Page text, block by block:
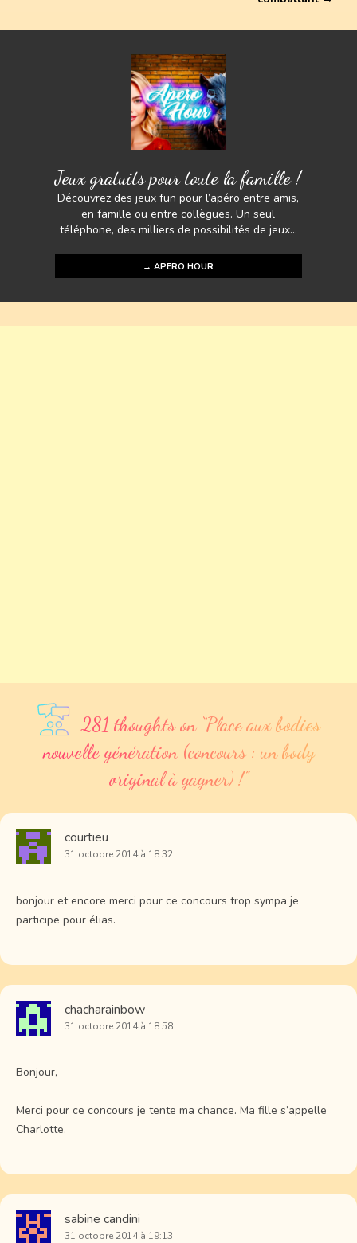
k
Jeux gratuits pour toute la famille !
Découvrez des jeux fun pour l’apéro entre amis,
en famille ou entre collègues. Un seul
téléphone, des milliers de possibilités de jeux...
→ APERO HOUR
281 thoughts on “Place aux bodies
nouvelle génération (concours : un body
original à gagner) !”
courtieu
31 octobre 2014 à 18:32
bonjour et encore merci pour ce concours trop sympa je
participe pour élias.
chacharainbow
31 octobre 2014 à 18:58
Bonjour,
Merci pour ce concours je tente ma chance. Ma fille s’appelle
Charlotte.
sabine candini
31 octobre 2014 à 19:13